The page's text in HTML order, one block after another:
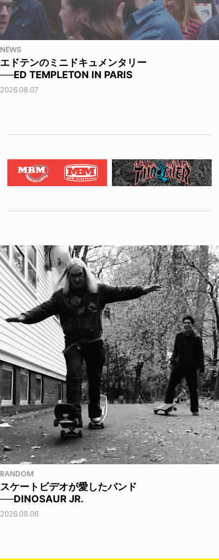
NEWS
エドテンのミニドキュメンタリー
──ED TEMPLETON IN PARIS
2026.08.07
RANDOM
スケートビデオが愛したバンド
──DINOSAUR JR.
2026.08.06